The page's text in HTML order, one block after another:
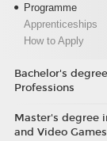
Programme
Apprenticeships
How to Apply
Bachelor's
Professions
Master's degree
and Video Games